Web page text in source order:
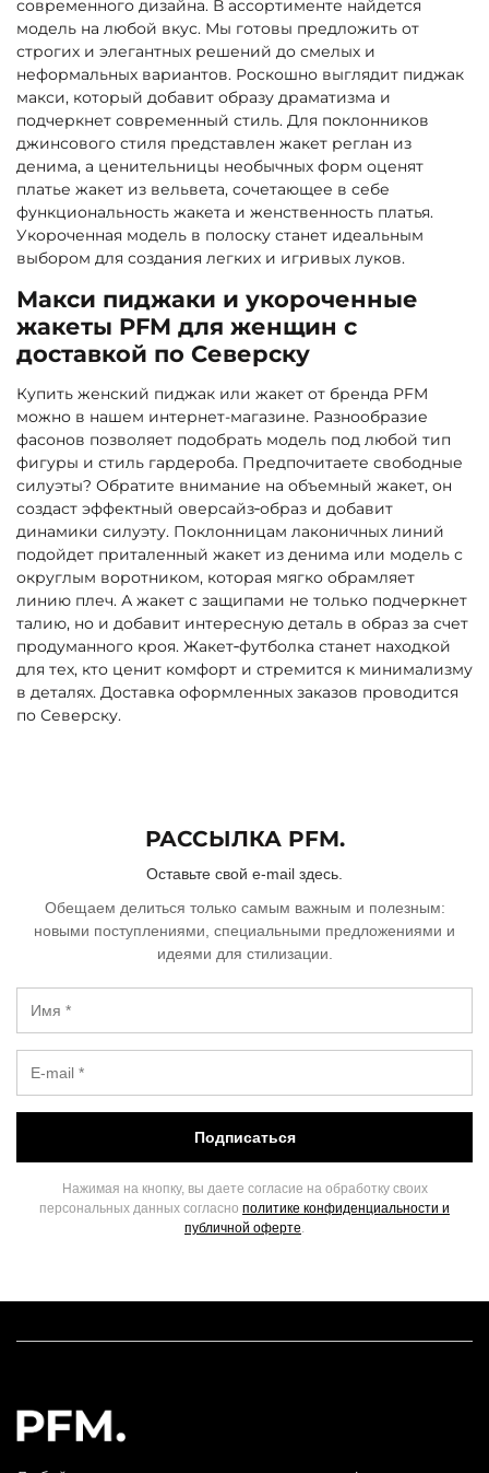
современного дизайна. В ассортименте найдется
модель на любой вкус. Мы готовы предложить от
строгих и элегантных решений до смелых и
неформальных вариантов. Роскошно выглядит пиджак
макси, который добавит образу драматизма и
подчеркнет современный стиль. Для поклонников
джинсового стиля представлен жакет реглан из
денима, а ценительницы необычных форм оценят
платье жакет из вельвета, сочетающее в себе
функциональность жакета и женственность платья.
Укороченная модель в полоску станет идеальным
выбором для создания легких и игривых луков.
Макси пиджаки и укороченные
жакеты PFM для женщин с
доставкой по Северску
Купить женский пиджак или жакет от бренда PFM
можно в нашем интернет-магазине. Разнообразие
фасонов позволяет подобрать модель под любой тип
фигуры и стиль гардероба. Предпочитаете свободные
силуэты? Обратите внимание на объемный жакет, он
создаст эффектный оверсайз‑образ и добавит
динамики силуэту. Поклонницам лаконичных линий
подойдет приталенный жакет из денима или модель с
округлым воротником, которая мягко обрамляет
линию плеч. А жакет с защипами не только подчеркнет
талию, но и добавит интересную деталь в образ за счет
продуманного кроя. Жакет‑футболка станет находкой
для тех, кто ценит комфорт и стремится к минимализму
в деталях. Доставка оформленных заказов проводится
по Северску.
РАССЫЛКА PFM.
Оставьте свой e-mail здесь.
Обещаем делиться только самым важным и полезным:
новыми поступлениями, специальными предложениями и
идеями для стилизации.
Подписаться
Нажимая на кнопку, вы даете согласие на обработку своих
персональных данных согласно политике конфиденциальности и
публичной оферте.